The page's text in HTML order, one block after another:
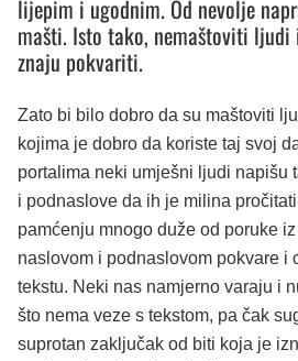
lijepim i ugodnim. Od nevolje
mašti. Isto tako, nemaštoviti
znaju pokvariti.
Zato bi bilo dobro da su maštoviti
kojima je dobro da koriste taj svoj
portalima neki umješni ljudi napišu
i podnaslove da ih je milina
pamćenju mnogo duže od poruke
naslovom i podnaslovom pokvare i
tekstu. Neki nas namjerno varaju i
što nema veze s tekstom, pa čak
suprotan zaključak od biti koja je